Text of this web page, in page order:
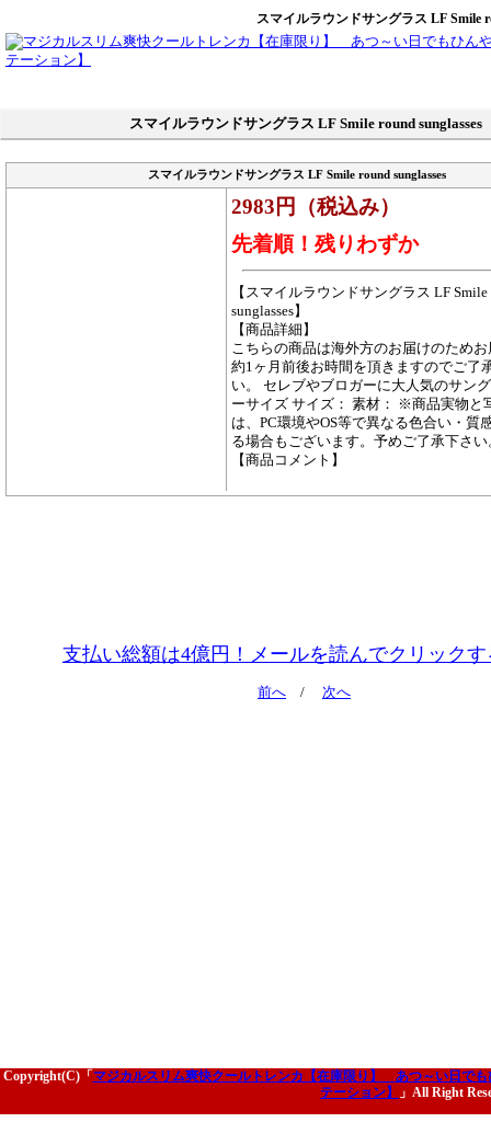
スマイルラウンドサングラス LF Smile
スマイルラウンドサングラス LF Smile round sunglasses
スマイルラウンドサングラス LF Smile round sunglasses
2983円（税込み）
先着順！残りわずか
【スマイルラウンドサングラス LF Smile
sunglasses】
【商品詳細】
こちらの商品は海外方のお届けのため
約1ヶ月前後お時間を頂きますのでご了
い。 セレブやブロガーに大人気のサン
ーサイズ サイズ： 素材： ※商品実物と
は、PC環境やOS等で異なる色合い・質
る場合もございます。予めご了承下さい
【商品コメント】
支払い総額は4億円！メールを読んでクリック
前へ / 次へ
Copyright(C)「 マジカルスリム爽快クールトレンカ【在庫限り】 あつ～い日で
テーション】
」All Right